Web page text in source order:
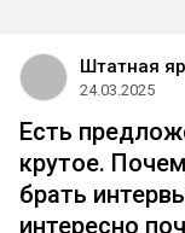
Штатная
24.03.2025
Есть
крутое.
брать
интересно